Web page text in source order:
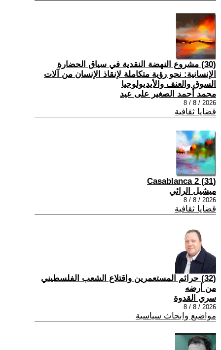
(30) مشروع النهضة النقدية في سياق الحضارة
الإنسانية: نحو رؤية متكاملة لإنقاذ الإنسان من آلات
السوق والعنف والأيديولوجيا
محمد أحمد الصغير على عيد
2026 / 8 / 8
قضايا ثقافية
(31) Casablanca 2
ميشيل الرائي
2026 / 8 / 8
قضايا ثقافية
(32) جرائم المستعمرين واقتلاع الشعب الفلسطيني
من أرضه
سري القدوة
2026 / 8 / 8
مواضيع وابحاث سياسية